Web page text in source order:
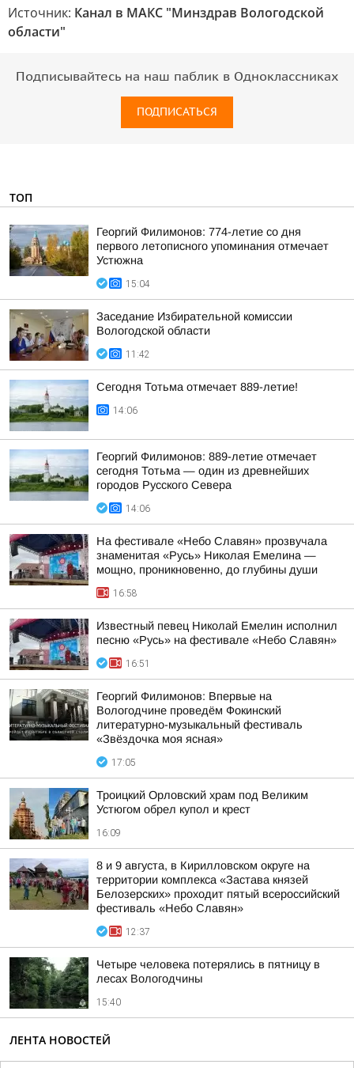
Источник: Канал в МАКС "Минздрав Вологодской
области"
Подписывайтесь на наш паблик в Одноклассниках
ПОДПИСАТЬСЯ
ТОП
Георгий Филимонов: 774-летие со дня
первого летописного упоминания отмечает
Устюжна
15:04
Заседание Избирательной комиссии
Вологодской области
11:42
Сегодня Тотьма отмечает 889-летие!
14:06
Георгий Филимонов: 889-летие отмечает
сегодня Тотьма — один из древнейших
городов Русского Севера
14:06
На фестивале «Небо Славян» прозвучала
знаменитая «Русь» Николая Емелина —
мощно, проникновенно, до глубины души
16:58
Известный певец Николай Емелин исполнил
песню «Русь» на фестивале «Небо Славян»
16:51
Георгий Филимонов: Впервые на
Вологодчине проведём Фокинский
литературно-музыкальный фестиваль
«Звёздочка моя ясная»
17:05
Троицкий Орловский храм под Великим
Устюгом обрел купол и крест
16:09
8 и 9 августа, в Кирилловском округе на
территории комплекса «Застава князей
Белозерских» проходит пятый всероссийский
фестиваль «Небо Славян»
12:37
Четыре человека потерялись в пятницу в
лесах Вологодчины
15:40
ЛЕНТА НОВОСТЕЙ